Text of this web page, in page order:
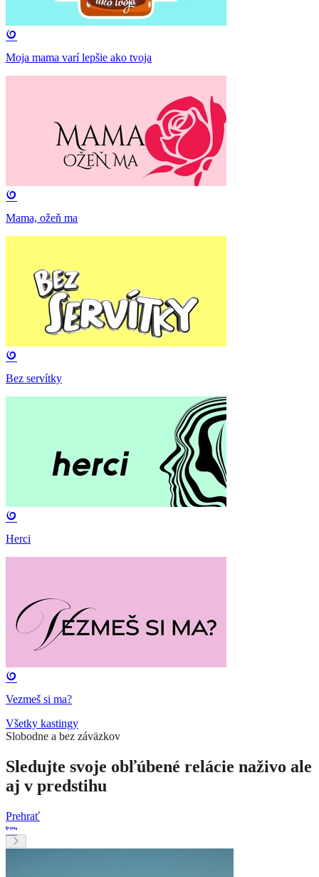
Moja mama varí lepšie ako tvoja
Mama, ožeň ma
Bez servítky
Herci
Vezmeš si ma?
Všetky kastingy
Slobodne a bez záväzkov
Sledujte svoje obľúbené relácie naživo ale
aj v predstihu
Prehrať